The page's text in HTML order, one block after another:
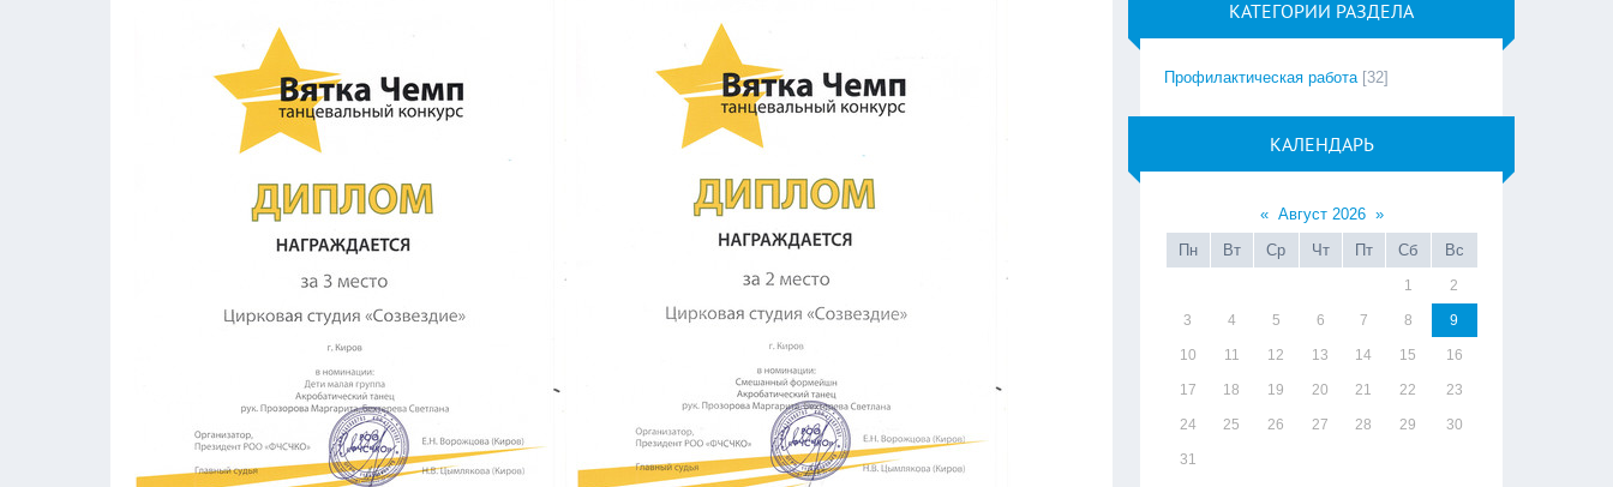
КАТЕГОРИИ РАЗДЕЛА
Профилактическая работа [32]
КАЛЕНДАРЬ
« Август 2026 »
Пн
Вт Ср Чт Пт Сб Вс
1 2
3 4 5 6 7 8 9
10 11 12 13 14 15 16
17 18 19 20 21 22 23
24 25 26 27 28 29 30
31